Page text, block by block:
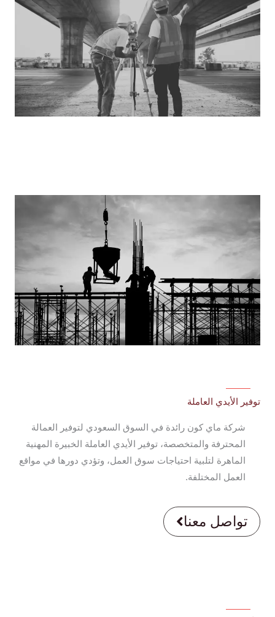
توفير الأيدي العاملة
شركة ماي كون رائدة في السوق السعودي لتوفير العمالة
المحترفة والمتخصصة، توفير الأيدي العاملة الخبيرة المهنية
الماهرة لتلبية احتياجات سوق العمل، وتؤدي دورها في مواقع
العمل المختلفة.
تواصل معنا